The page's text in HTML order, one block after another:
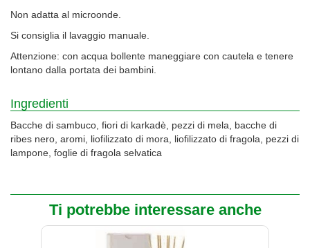
Non adatta al microonde.
Si consiglia il lavaggio manuale.
Attenzione: con acqua bollente maneggiare con cautela e tenere
lontano dalla portata dei bambini.
Ingredienti
Bacche di sambuco, fiori di karkadè, pezzi di mela, bacche di
ribes nero, aromi, liofilizzato di mora, liofilizzato di fragola, pezzi di
lampone, foglie di fragola selvatica
Ti potrebbe interessare anche